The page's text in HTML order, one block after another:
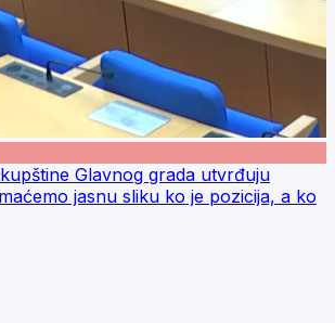
Glavnog grada utvrđuju
jasnu sliku ko je pozicija, a ko